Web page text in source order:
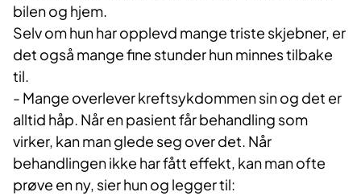
bilen og hjem.
Selv om hun har opplevd mange triste skjebner, er
det også mange fine stunder hun minnes tilbake
til.
- Mange overlever kreftsykdommen sin og det er
alltid håp. Når en pasient får behandling som
virker, kan man glede seg over det. Når
behandlingen ikke har fått effekt, kan man ofte
prøve en ny, sier hun og legger til: